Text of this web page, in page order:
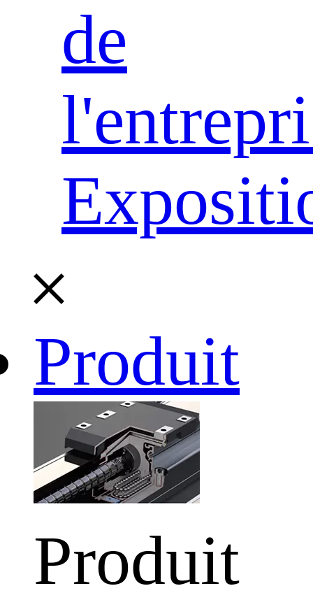
de
Produit
Produit